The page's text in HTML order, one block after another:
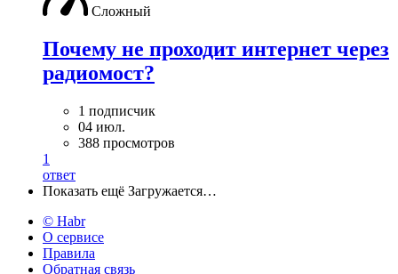
Сложный
Почему не проходит интернет через
радиомост?
1 подписчик
04 июл.
388 просмотров
1
ответ
Показать ещё Загружается…
© Habr
О сервисе
Правила
Обратная связь